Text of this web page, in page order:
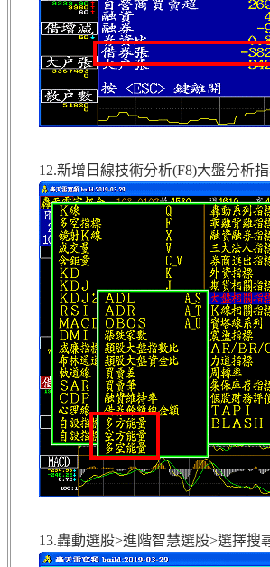
12.新增日線技術分析(F8)大盤分析
13.轟動選股>進階智慧選股>選擇